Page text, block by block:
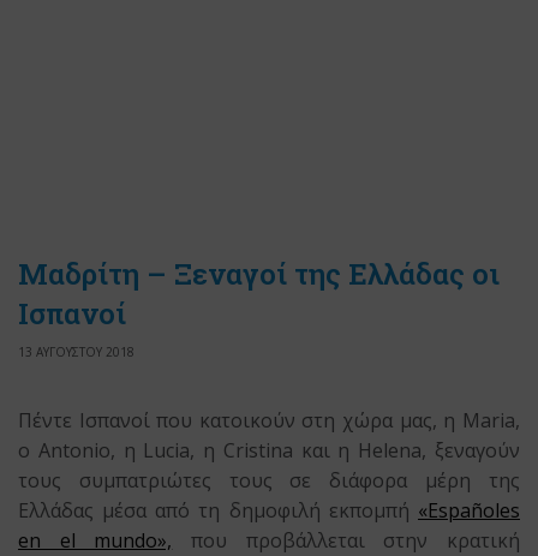
Μαδρίτη – Ξεναγοί της Ελλάδας οι
Ισπανοί
13 ΑΥΓΟΥΣΤΟΥ 2018
Πέντε Ισπανοί που κατοικούν στη χώρα μας, η Maria,
o Antonio, η Lucia, η Cristina και η Helena, ξεναγούν
τους συμπατριώτες τους σε διάφορα μέρη της
Ελλάδας μέσα από τη δημοφιλή εκπομπή «Españoles
en el mundo», που προβάλλεται στην κρατική